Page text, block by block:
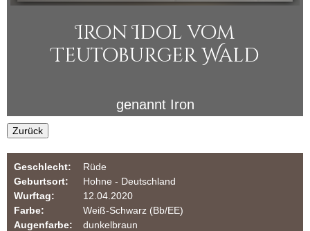
i
Z
u
c
h
Iron Idol vom
Teutoburger Wald
genannt Iron
Zurück
Geschlecht:
Rüde
Geburtsort:
Hohne - Deutschland
Wurftag:
12.04.2020
Farbe:
Weiß-Schwarz (Bb/EE)
Augenfarbe:
dunkelbraun